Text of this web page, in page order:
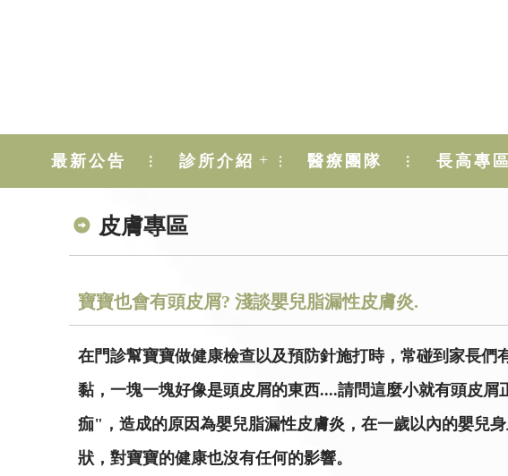
最新公告 診所介紹 + 醫療團隊 長高專區
皮膚專區
寶寶也會有頭皮屑? 淺談嬰兒脂漏性皮膚炎.
在門診幫寶寶做健康檢查以及預防針施打時，常碰到家長
黏，一塊一塊好像是頭皮屑的東西....請問這麼小就有頭皮
痂"，造成的原因為嬰兒脂漏性皮膚炎，在一歲以內的嬰兒
狀，對寶寶的健康也沒有任何的影響。